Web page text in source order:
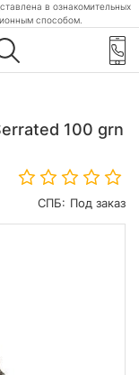
в ознакомительных
способом.
100 grn
СПБ: Под заказ